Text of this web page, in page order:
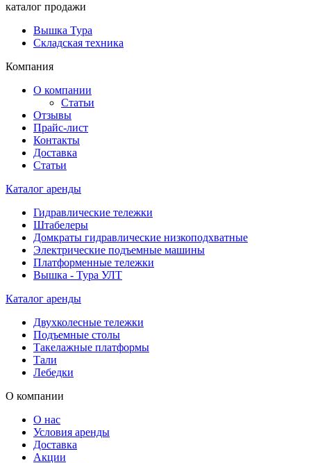
каталог продажи
Вышка Тура
Складская техника
Компания
О компании
Статьи
Отзывы
Прайс-лист
Контакты
Доставка
Статьи
Каталог аренды
Гидравлические тележки
Штабелеры
Домкраты гидравлические низкоподхватные
Электрические подъемные машины
Платформенные тележки
Вышка - Тура УЛТ
Каталог аренды
Двухколесные тележки
Подъемные столы
Такелажные платформы
Тали
Лебедки
О компании
О нас
Условия аренды
Доставка
Акции